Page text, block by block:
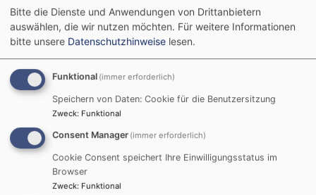
Bildrechte Thomas Amberg
Die Welt wird von Krisen
bereits seit Jahrhunderten mit Sackgassen und
Fehlentwicklungen auf gesellschaftlicher Ebene, zu denen sie
mitunter beitragen, aber auch mit Verirrungen auf persönlicher
Bitte die Dienste und Anwendungen von Drittanbietern
auswählen, die wir nutzen möchten. Für weitere Informationen
bitte unsere Datenschutzhinweise lesen.
Funktional (immer erforderlich)
Speichern von Daten: Cookie für die Benutzersitzung
Zweck: Funktional
Consent Manager (immer erforderlich)
Cookie Consent speichert Ihre Einwilligungsstatus im
Browser
Zweck: Funktional